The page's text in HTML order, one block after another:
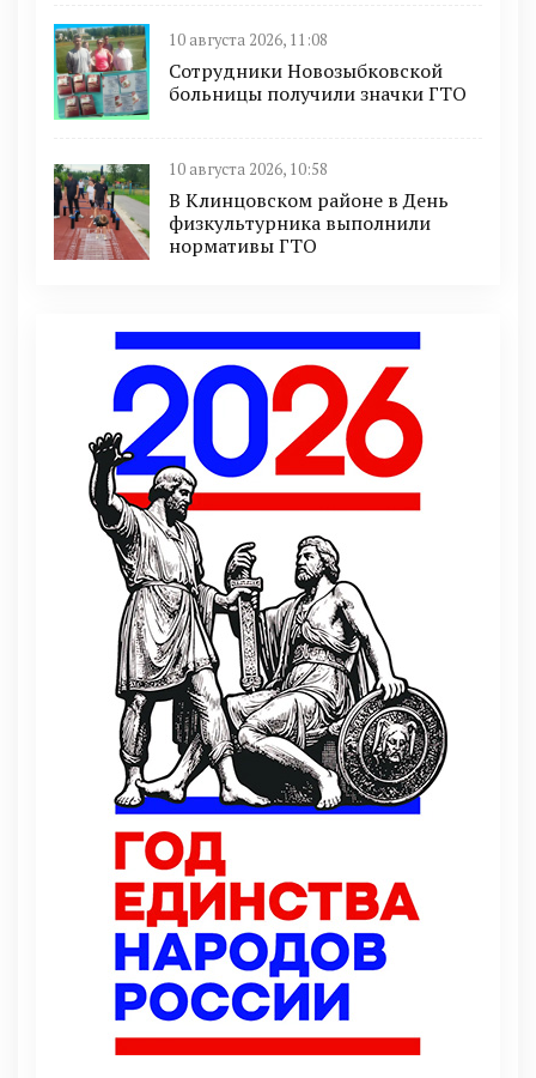
10 августа 2026, 11:08
Сотрудники Новозыбковской
больницы получили значки ГТО
10 августа 2026, 10:58
В Клинцовском районе в День
физкультурника выполнили
нормативы ГТО